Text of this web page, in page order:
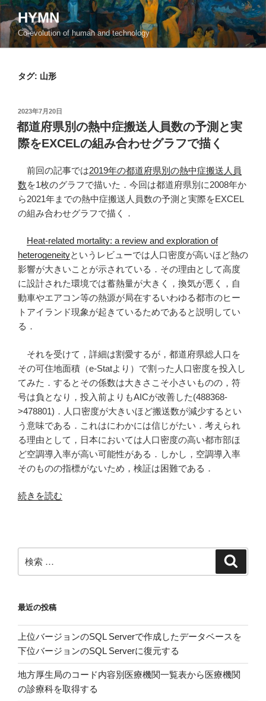
コ
ン
テ
ン
HYMN
Co-evolution of human and technology
タグ: 山形
投
稿
日:
2023年7月20日
都道府県別の熱中症搬送人員数の予測と実
際をEXCELの組み合わせグラフで描く
前回の記事では2019年の都道府県別の熱中症搬送人員
数を1枚のグラフで描いた．今回は都道府県別に2008年か
ら2021年までの熱中症搬送人員数の予測と実際をEXCEL
の組み合わせグラフで描く．
Heat-related mortality: a review and exploration of
heterogeneityというレビューでは人口密度が高いほど熱の
影響が大きいことが示されている．その理由として高度
に設計された環境では蓄熱量が大きく，換気が悪く，自
動車やエアコン等の熱源が局在するいわゆる都市のヒー
トアイランド現象が起きているためであると説明してい
る．
それを受けて，詳細は割愛するが，都道府県総人口を
その可住地面積（e-Statより）で割った人口密度を投入し
てみた．するとその係数は大きさこそ小さいものの，符
号は負となり，投入前よりもAICが改善した(488368-
>478801)．人口密度が大きいほど搬送数が減少するとい
う意味である．これはにわかには信じがたい．考えられ
る理由として，日本においては人口密度の高い都市部ほ
ど空調導入率が高い可能性がある．しかし，空調導入率
そのものの指標がないため，検証は困難である．
“都
別
の
症
搬
送
人
員
数
の
続きを読む
索:
最近の投稿
上位バージョンのSQL Serverで作成したデータベースを
下位バージョンのSQL Serverに復元する
地方厚生局のコード内容別医療機関一覧表から医療機関
の診療科を取得する